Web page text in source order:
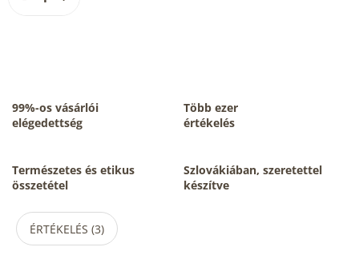
99%-os vásárlói
elégedettség
Több ezer
értékelés
Természetes és etikus
összetétel
Szlovákiában, szeretettel
készítve
ÉRTÉKELÉS (3)